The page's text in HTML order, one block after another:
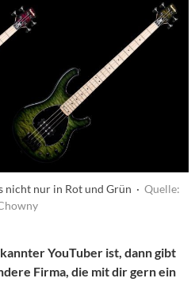
nicht nur in Rot und Grün · Quelle:
YouTuber ist, dann gibt
Firma, die mit dir gern ein